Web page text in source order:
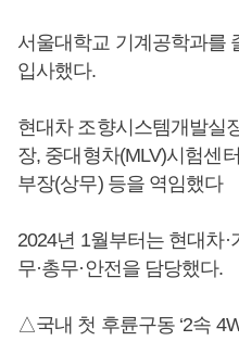
서울대학교 기계공학과를
입사했다.
현대차 조향시스템개발실
장, 중대형차(MLV)시험센
부장(상무) 등을 역임했다
2024년 1월부터는 현대차
무·총무·안전을 담당했다.
△국내 첫 후륜구동 ‘2속